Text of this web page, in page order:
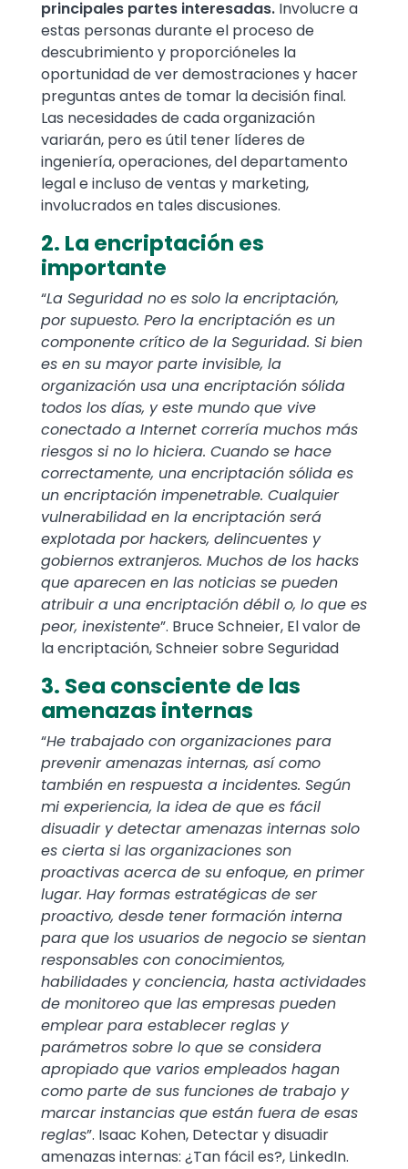
principales partes interesadas. Involucre a
estas personas durante el proceso de
descubrimiento y proporcióneles la
oportunidad de ver demostraciones y hacer
preguntas antes de tomar la decisión final.
Las necesidades de cada organización
variarán, pero es útil tener líderes de
ingeniería, operaciones, del departamento
legal e incluso de ventas y marketing,
involucrados en tales discusiones.
2. La encriptación es
importante
“La Seguridad no es solo la encriptación,
por supuesto. Pero la encriptación es un
componente crítico de la Seguridad. Si bien
es en su mayor parte invisible, la
organización usa una encriptación sólida
todos los días, y este mundo que vive
conectado a Internet correría muchos más
riesgos si no lo hiciera. Cuando se hace
correctamente, una encriptación sólida es
un encriptación impenetrable. Cualquier
vulnerabilidad en la encriptación será
explotada por hackers, delincuentes y
gobiernos extranjeros. Muchos de los hacks
que aparecen en las noticias se pueden
atribuir a una encriptación débil o, lo que es
peor, inexistente”. Bruce Schneier, El valor de
la encriptación, Schneier sobre Seguridad
3. Sea consciente de las
amenazas internas
“He trabajado con organizaciones para
prevenir amenazas internas, así como
también en respuesta a incidentes. Según
mi experiencia, la idea de que es fácil
disuadir y detectar amenazas internas solo
es cierta si las organizaciones son
proactivas acerca de su enfoque, en primer
lugar. Hay formas estratégicas de ser
proactivo, desde tener formación interna
para que los usuarios de negocio se sientan
responsables con conocimientos,
habilidades y conciencia, hasta actividades
de monitoreo que las empresas pueden
emplear para establecer reglas y
parámetros sobre lo que se considera
apropiado que varios empleados hagan
como parte de sus funciones de trabajo y
marcar instancias que están fuera de esas
reglas”. Isaac Kohen, Detectar y disuadir
amenazas internas: ¿Tan fácil es?, LinkedIn.